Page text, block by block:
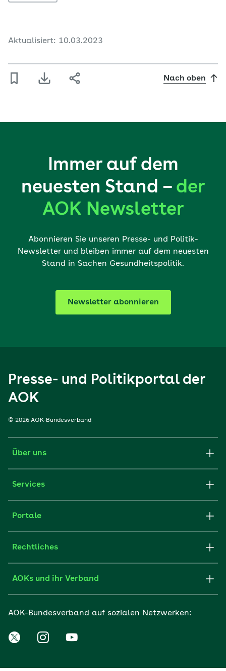
Aktualisiert: 10.03.2023
Nach oben
Immer auf dem
neuesten Stand – der
AOK Newsletter
Abonnieren Sie unseren Presse- und Politik-
Newsletter und bleiben immer auf dem neuesten
Stand in Sachen Gesundheitspolitik.
Newsletter abonnieren
Presse- und Politikportal der
AOK
© 2026 AOK-Bundesverband
Über uns
Services
Portale
Rechtliches
AOKs und ihr Verband
AOK-Bundesverband auf sozialen Netzwerken: